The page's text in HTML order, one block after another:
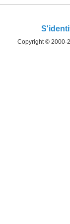
Copyright © 2000-